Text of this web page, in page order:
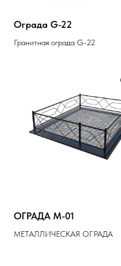
Ограда G-22
Гранитная ограда G-22
ОГРАДА M-01
МЕТАЛЛИЧЕСКАЯ ОГРАДА